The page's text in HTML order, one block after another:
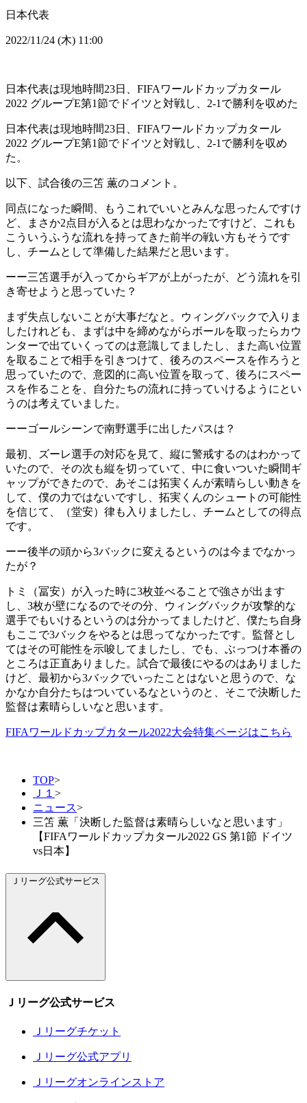
日本代表
2022/11/24 (木) 11:00
日本代表は現地時間23日、FIFAワールドカップカタール
2022 グループE第1節でドイツと対戦し、2-1で勝利を収めた
日本代表は現地時間23日、FIFAワールドカップカタール
2022 グループE第1節でドイツと対戦し、2-1で勝利を収め
た。
以下、試合後の三笘 薫のコメント。
同点になった瞬間、もうこれでいいとみんな思ったんですけ
ど、まさか2点目が入るとは思わなかったですけど、これも
こういうふうな流れを持ってきた前半の戦い方もそうです
し、チームとして準備した結果だと思います。
ーー三笘選手が入ってからギアが上がったが、どう流れを引
き寄せようと思っていた？
まず失点しないことが大事だなと。ウィングバックで入りま
したけれども、まずは中を締めながらボールを取ったらカウ
ンターで出ていくってのは意識してましたし、また高い位置
を取ることで相手を引きつけて、後ろのスペースを作ろうと
思っていたので、意図的に高い位置を取って、後ろにスペー
スを作ることを、自分たちの流れに持っていけるようにとい
うのは考えていました。
ーーゴールシーンで南野選手に出したパスは？
最初、ズーレ選手の対応を見て、縦に警戒するのはわかって
いたので、その次も縦を切っていて、中に食いついた瞬間ギ
ャップができたので、あそこは拓実くんが素晴らしい動きを
して、僕の力ではないですし、拓実くんのシュートの可能性
を信じて、（堂安）律も入りましたし、チームとしての得点
です。
ーー後半の頭から3バックに変えるというのは今までなかっ
たが？
トミ（冨安）が入った時に3枚並べることで強さが出ます
し、3枚が壁になるのでその分、ウィングバックが攻撃的な
選手でもいけるというのは分かってましたけど、僕たち自身
もここで3バックをやるとは思ってなかったです。監督とし
てはその可能性を示唆してましたし、でも、ぶっつけ本番の
ところは正直ありました。試合で最後にやるのはありました
けど、最初から3バックでいったことはないと思うので、な
かなか自分たちはついているなというのと、そこで決断した
監督は素晴らしいなと思います。
FIFAワールドカップカタール2022大会特集ページはこちら
TOP>
Ｊ１ >
ニュース>
三笘 薫「決断した監督は素晴らしいなと思います」
【FIFAワールドカップカタール2022 GS 第1節 ドイツ
vs日本】
Ｊリーグ公式サービス
Ｊリーグ公式サービス
Ｊリーグチケット
Ｊリーグ公式アプリ
Ｊリーグオンラインストア